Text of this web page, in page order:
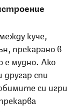
куче,
прекарано в
е мудно. Ако
спи
си игри